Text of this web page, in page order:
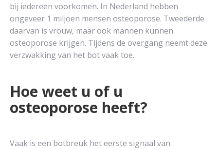
bij iedereen voorkomen. In Nederland hebben
ongeveer 1 miljoen mensen osteoporose. Tweederde
daarvan is vrouw, maar ook mannen kunnen
osteoporose krijgen. Tijdens de overgang neemt deze
verzwakking van het bot vaak toe.
Hoe weet u of u
osteoporose heeft?
Vaak is een botbreuk het eerste signaal van